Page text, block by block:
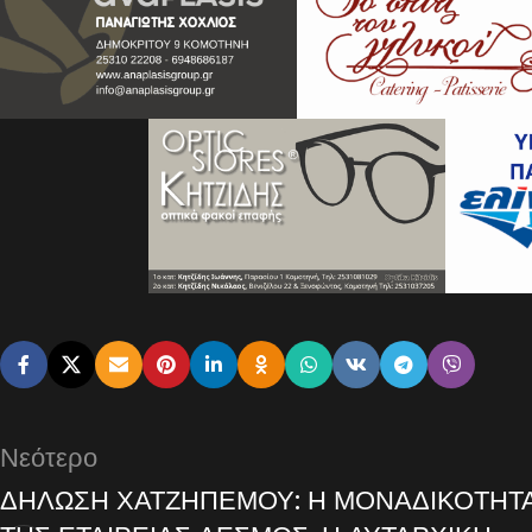
Νεότερο
ΔΗΛΩΣΗ ΧΑΤΖΗΠΕΜΟΥ: Η